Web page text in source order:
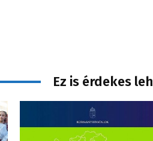
Ez is érdekes